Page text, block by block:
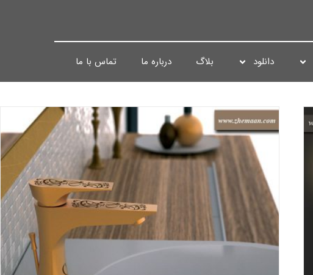
دانلود بلاگ درباره ما تماس با ما
ست شیرآلات لوکس ایتالیایی ؛ دکوری و کاربردی
بلاگ